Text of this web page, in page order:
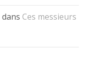
dans Ces messieurs